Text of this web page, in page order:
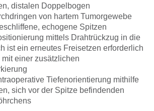
distalen Doppelbogen
von hartem Tumorgewebe
echogene Spitzen
mittels Drahtrückzug in die
ist ein erneutes Freisetzen erforderlich
einer zusätzlichen
Tiefenorientierung mithilfe
sich vor der Spitze befindenden